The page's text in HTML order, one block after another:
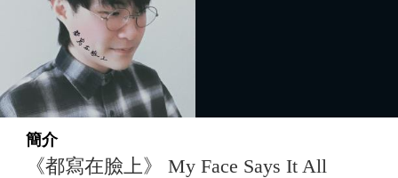
簡介
《都寫在臉上》 My Face Says It All